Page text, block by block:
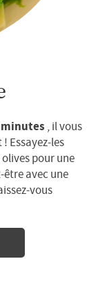
, il vous
Essayez-les
pour une
avec une
vous